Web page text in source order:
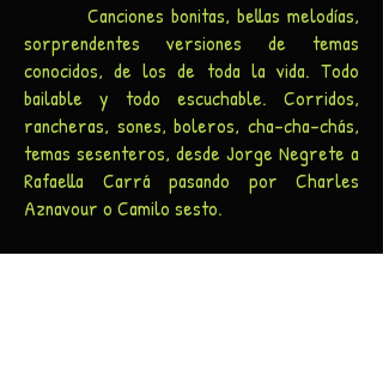
Canciones bonitas, bellas melodías,
sorprendentes versiones de temas
conocidos, de los de toda la vida. Todo
bailable y todo escuchable. Corridos,
rancheras, sones, boleros, cha-cha-chás,
temas sesenteros, desde Jorge Negrete a
Rafaella Carrá pasando por Charles
Aznavour o Camilo sesto.
Han actuado prácticamente en todo el